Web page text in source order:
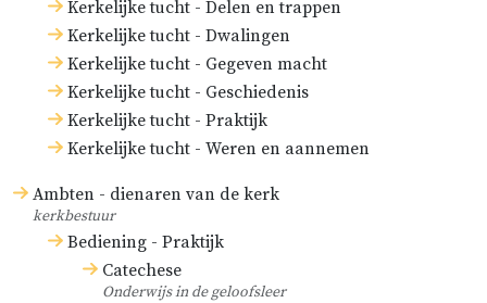
Kerkelijke tucht - Delen en trappen
Kerkelijke tucht - Dwalingen
Kerkelijke tucht - Gegeven macht
Kerkelijke tucht - Geschiedenis
Kerkelijke tucht - Praktijk
Kerkelijke tucht - Weren en aannemen
Ambten - dienaren van de kerk
kerkbestuur
Bediening - Praktijk
Catechese
Onderwijs in de geloofsleer